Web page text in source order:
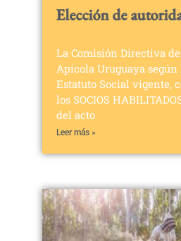
Elección de
La Comisión Directiva
Apícola Uruguaya según
Estatuto Social vigente,
los SOCIOS
del acto
Leer más »